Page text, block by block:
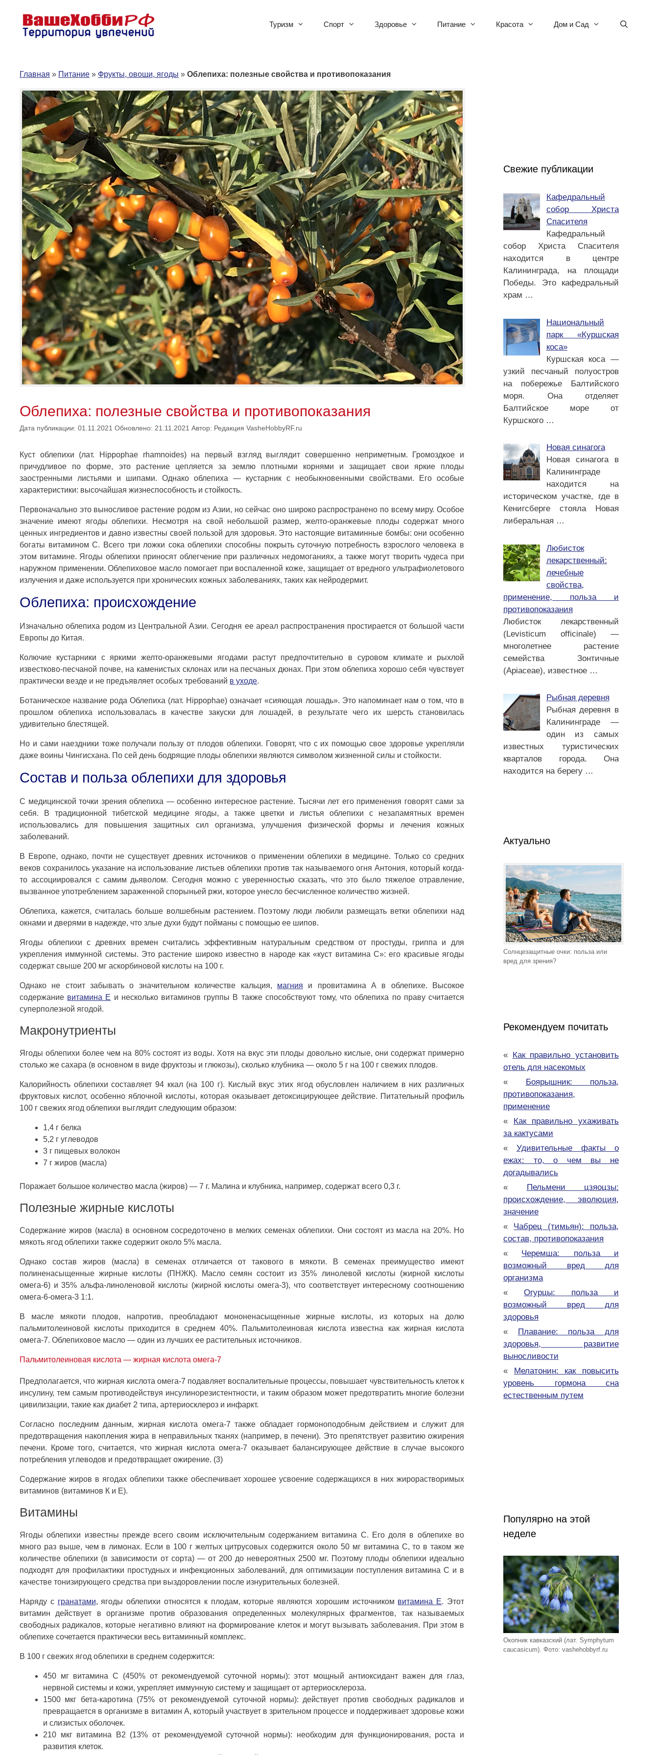
содержимому
Туризм Спорт Здоровье Питание Красота Дом и Сад
Главная » Питание » Фрукты, овощи, ягоды » Облепиха: полезные свойства и противопоказания
Облепиха: полезные свойства и противопоказания
Дата публикации: 01.11.2021 Обновлено: 21.11.2021 Автор: Редакция VasheHobbyRF.ru
Куст облепихи (лат. Hippophae rhamnoides) на первый взгляд выглядит совершенно неприметным. Громоздкое и
причудливое по форме, это растение цепляется за землю плотными корнями и защищает свои яркие плоды
заостренными листьями и шипами. Однако облепиха — кустарник с необыкновенными свойствами. Его особые
характеристики: высочайшая жизнеспособность и стойкость.
Первоначально это выносливое растение родом из Азии, но сейчас оно широко распространено по всему миру. Особое
значение имеют ягоды облепихи. Несмотря на свой небольшой размер, желто-оранжевые плоды содержат много
ценных ингредиентов и давно известны своей пользой для здоровья. Это настоящие витаминные бомбы: они особенно
богаты витамином С. Всего три ложки сока облепихи способны покрыть суточную потребность взрослого человека в
этом витамине. Ягоды облепихи приносят облегчение при различных недомоганиях, а также могут творить чудеса при
наружном применении. Облепиховое масло помогает при воспаленной коже, защищает от вредного ультрафиолетового
излучения и даже используется при хронических кожных заболеваниях, таких как нейродермит.
Облепиха: происхождение
Изначально облепиха родом из Центральной Азии. Сегодня ее ареал распространения простирается от большой части
Европы до Китая.
Колючие кустарники с яркими желто-оранжевыми ягодами растут предпочтительно в суровом климате и рыхлой
известково-песчаной почве, на каменистых склонах или на песчаных дюнах. При этом облепиха хорошо себя чувствует
практически везде и не предъявляет особых требований в уходе.
Ботаническое название рода Облепиха (лат. Hippophae) означает «сияющая лошадь». Это напоминает нам о том, что в
прошлом облепиха использовалась в качестве закуски для лошадей, в результате чего их шерсть становилась
удивительно блестящей.
Но и сами наездники тоже получали пользу от плодов облепихи. Говорят, что с их помощью свое здоровье укрепляли
даже воины Чингисхана. По сей день бодрящие плоды облепихи являются символом жизненной силы и стойкости.
Состав и польза облепихи для здоровья
С медицинской точки зрения облепиха — особенно интересное растение. Тысячи лет его применения говорят сами за
себя. В традиционной тибетской медицине ягоды, а также цветки и листья облепихи с незапамятных времен
использовались для повышения защитных сил организма, улучшения физической формы и лечения кожных
заболеваний.
В Европе, однако, почти не существует древних источников о применении облепихи в медицине. Только со средних
веков сохранилось указание на использование листьев облепихи против так называемого огня Антония, который когда-
то ассоциировался с самим дьяволом. Сегодня можно с уверенностью сказать, что это было тяжелое отравление,
вызванное употреблением зараженной спорыньей ржи, которое унесло бесчисленное количество жизней.
Облепиха, кажется, считалась больше волшебным растением. Поэтому люди любили размещать ветки облепихи над
окнами и дверями в надежде, что злые духи будут пойманы с помощью ее шипов.
Ягоды облепихи с древних времен считались эффективным натуральным средством от простуды, гриппа и для
укрепления иммунной системы. Это растение широко известно в народе как «куст витамина С»: его красивые ягоды
содержат свыше 200 мг аскорбиновой кислоты на 100 г.
Однако не стоит забывать о значительном количестве кальция, магния и провитамина А в облепихе. Высокое
содержание витамина Е и несколько витаминов группы В также способствуют тому, что облепиха по праву считается
суперполезной ягодой.
Макронутриенты
Ягоды облепихи более чем на 80% состоят из воды. Хотя на вкус эти плоды довольно кислые, они содержат примерно
столько же сахара (в основном в виде фруктозы и глюкозы), сколько клубника — около 5 г на 100 г свежих плодов.
Калорийность облепихи составляет 94 ккал (на 100 г). Кислый вкус этих ягод обусловлен наличием в них различных
фруктовых кислот, особенно яблочной кислоты, которая оказывает детоксицирующее действие. Питательный профиль
100 г свежих ягод облепихи выглядит следующим образом:
1,4 г белка
5,2 г углеводов
3 г пищевых волокон
7 г жиров (масла)
Поражает большое количество масла (жиров) — 7 г. Малина и клубника, например, содержат всего 0,3 г.
Полезные жирные кислоты
Содержание жиров (масла) в основном сосредоточено в мелких семенах облепихи. Они состоят из масла на 20%. Но
мякоть ягод облепихи также содержит около 5% масла.
Однако состав жиров (масла) в семенах отличается от такового в мякоти. В семенах преимущество имеют
полиненасыщенные жирные кислоты (ПНЖК). Масло семян состоит из 35% линолевой кислоты (жирной кислоты
омега-6) и 35% альфа-линоленовой кислоты (жирной кислоты омега-3), что соответствует интересному соотношению
омега-6-омега-3 1:1.
В масле мякоти плодов, напротив, преобладают мононенасыщенные жирные кислоты, из которых на долю
пальмитолеиновой кислоты приходится в среднем 40%. Пальмитолеиновая кислота известна как жирная кислота
омега-7. Облепиховое масло — один из лучших ее растительных источников.
Пальмитолеиновая кислота — жирная кислота омега-7
Предполагается, что жирная кислота омега-7 подавляет воспалительные процессы, повышает чувствительность клеток к
инсулину, тем самым противодействуя инсулинорезистентности, и таким образом может предотвратить многие болезни
цивилизации, такие как диабет 2 типа, артериосклероз и инфаркт.
Согласно последним данным, жирная кислота омега-7 также обладает гормоноподобным действием и служит для
предотвращения накопления жира в неправильных тканях (например, в печени). Это препятствует развитию ожирения
печени. Кроме того, считается, что жирная кислота омега-7 оказывает балансирующее действие в случае высокого
потребления углеводов и предотвращает ожирение. (3)
Содержание жиров в ягодах облепихи также обеспечивает хорошее усвоение содержащихся в них жирорастворимых
витаминов (витаминов К и Е).
Витамины
Ягоды облепихи известны прежде всего своим исключительным содержанием витамина С. Его доля в облепихе во
много раз выше, чем в лимонах. Если в 100 г желтых цитрусовых содержится около 50 мг витамина С, то в таком же
количестве облепихи (в зависимости от сорта) — от 200 до невероятных 2500 мг. Поэтому плоды облепихи идеально
подходят для профилактики простудных и инфекционных заболеваний, для оптимизации поступления витамина С и в
качестве тонизирующего средства при выздоровлении после изнурительных болезней.
Наряду с гранатами, ягоды облепихи относятся к плодам, которые являются хорошим источником витамина Е. Этот
витамин действует в организме против образования определенных молекулярных фрагментов, так называемых
свободных радикалов, которые негативно влияют на формирование клеток и могут вызывать заболевания. При этом в
облепихе сочетается практически весь витаминный комплекс.
В 100 г свежих ягод облепихи в среднем содержится:
450 мг витамина С (450% от рекомендуемой суточной нормы): этот мощный антиоксидант важен для глаз,
нервной системы и кожи, укрепляет иммунную систему и защищает от артериосклероза.
1500 мкг бета-каротина (75% от рекомендуемой суточной нормы): действует против свободных радикалов и
превращается в организме в витамин А, который участвует в зрительном процессе и поддерживает здоровье кожи
и слизистых оболочек.
210 мкг витамина B2 (13% от рекомендуемой суточной нормы): необходим для функционирования, роста и
развития клеток.
Свежие публикации
Кафедральный
собор Христа
Спасителя
Кафедральный
собор Христа Спасителя
находится в центре
Калининграда, на площади
Победы. Это кафедральный
храм …
Национальный
парк «Куршская
коса»
Куршская коса —
узкий песчаный полуостров
на побережье Балтийского
моря. Она отделяет
Балтийское море от
Куршского …
Новая синагога
Новая синагога в
Калининграде
находится на
историческом участке, где в
Кенигсберге стояла Новая
либеральная …
Любисток
лекарственный:
лечебные
свойства,
применение, польза и
противопоказания
Любисток лекарственный
(Levisticum officinale) —
многолетнее растение
семейства Зонтичные
(Apiaceae), известное …
Рыбная деревня
Рыбная деревня в
Калининграде —
один из самых
известных туристических
кварталов города. Она
находится на берегу …
Актуально
Солнцезащитные очки: польза или
вред для зрения?
Рекомендуем почитать
«
Как правильно установить
отель для насекомых
«
Боярышник: польза,
противопоказания,
применение
«
Как правильно ухаживать
за кактусами
« Удивительные факты о
ежах: то, о чем вы не
догадывались
«
Пельмени цзяоцзы:
происхождение, эволюция,
значение
« Чабрец (тимьян): польза,
состав, противопоказания
« Черемша: польза и
возможный вред для
организма
« Огурцы: польза и
возможный вред для
здоровья
«
Плавание: польза для
здоровья, развитие
выносливости
«
Мелатонин: как повысить
уровень гормона сна
естественным путем
Популярно на этой
неделе
Окопник кавказский (лат. Symphytum
caucasicum). Фото: vashehobbyrf.ru